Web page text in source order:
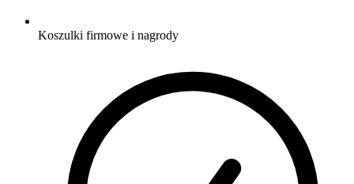
Koszulki firmowe i nagrody